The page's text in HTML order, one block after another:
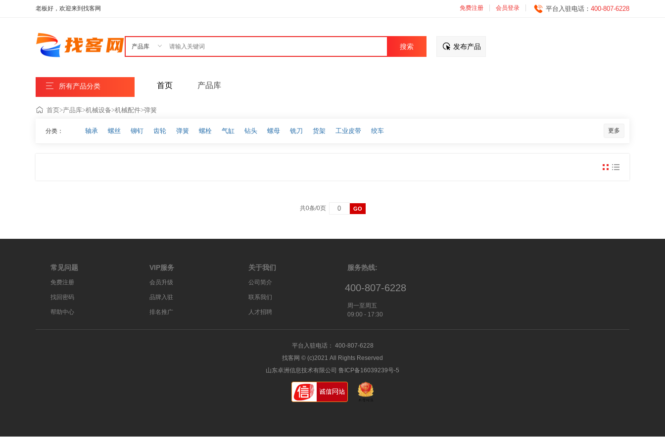
老板好，欢迎来到找客网 免费注册 会员登录 平台入驻电话： 400-807-6228
搜索 发布产品
 所有产品分类 首页 产品库
首页>产品库>机械设备>机械配件>弹簧
分类： 轴承 螺丝 铆钉 齿轮 弹簧 螺栓 气缸 钻头 螺母 铣刀 货架 工业皮带 绞车 更多
共0条/0页
常见问题
免费注册
找回密码
帮助中心
VIP服务
会员升级
品牌入驻
排名推广
关于我们
公司简介
联系我们
人才招聘
服务热线:
400-807-6228
周一至周五
09:00 - 17:30
平台入驻电话： 400-807-6228
找客网 © (c)2021 All Rights Reserved
山东卓洲信息技术有限公司 鲁ICP备16039239号-5